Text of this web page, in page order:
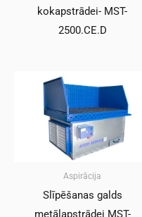
kokapstrādei- MST-
2500.CE.D
Aspirācija
Slīpēšanas galds
metālapstrādei MST-